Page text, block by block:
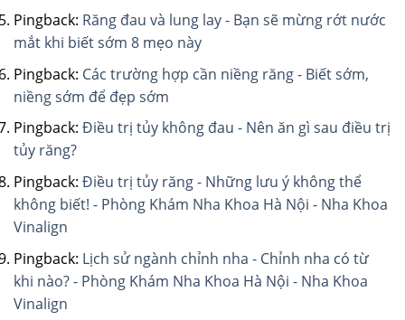
Pingback: Răng đau và lung lay - Bạn sẽ mừng rớt nước
mắt khi biết sớm 8 mẹo này
Pingback: Các trường hợp cần niềng răng - Biết sớm,
niềng sớm để đẹp sớm
Pingback: Điều trị tủy không đau - Nên ăn gì sau điều trị
tủy răng?
Pingback: Điều trị tủy răng - Những lưu ý không thể
không biết! - Phòng Khám Nha Khoa Hà Nội - Nha Khoa
Vinalign
Pingback: Lịch sử ngành chỉnh nha - Chỉnh nha có từ
khi nào? - Phòng Khám Nha Khoa Hà Nội - Nha Khoa
Vinalign